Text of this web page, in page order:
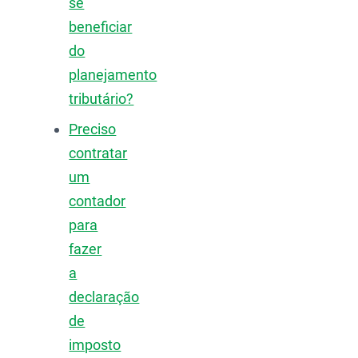
beneficiar
do
planejamento
tributário?
Preciso
contratar
um
contador
para
fazer
a
declaração
de
imposto